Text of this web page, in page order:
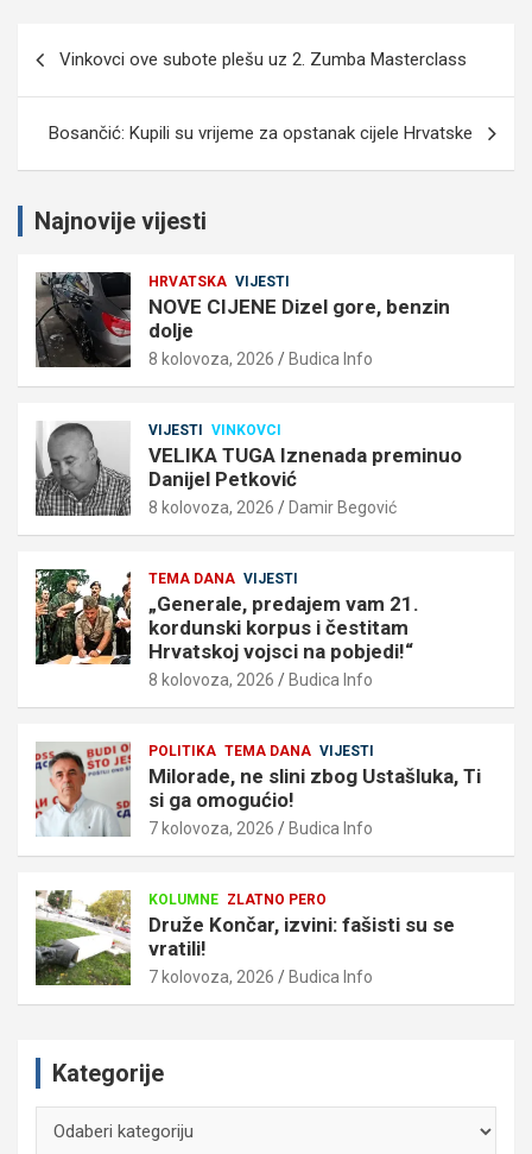
Vinkovci ove subote plešu uz 2. Zumba Masterclass
Bosančić: Kupili su vrijeme za opstanak cijele Hrvatske
Najnovije vijesti
HRVATSKA VIJESTI
NOVE CIJENE Dizel gore, benzin
dolje
8 kolovoza, 2026 Budica Info
VIJESTI VINKOVCI
VELIKA TUGA Iznenada preminuo
Danijel Petković
8 kolovoza, 2026 Damir Begović
TEMA DANA VIJESTI
„Generale, predajem vam 21.
kordunski korpus i čestitam
Hrvatskoj vojsci na pobjedi!“
8 kolovoza, 2026 Budica Info
POLITIKA TEMA DANA VIJESTI
Milorade, ne slini zbog Ustašluka, Ti
si ga omogućio!
7 kolovoza, 2026 Budica Info
KOLUMNE ZLATNO PERO
Druže Končar, izvini: fašisti su se
vratili!
7 kolovoza, 2026 Budica Info
Kategorije